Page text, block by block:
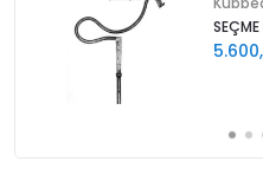
SEÇME